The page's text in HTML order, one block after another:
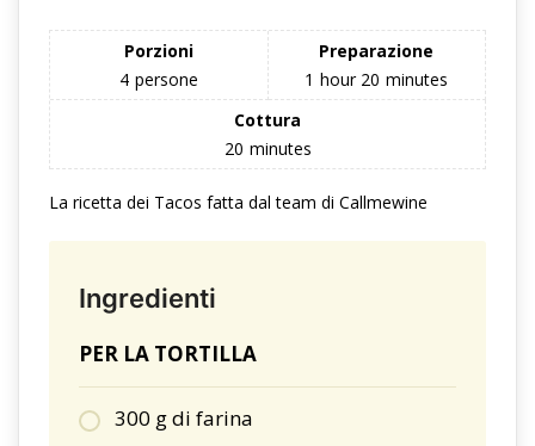
Porzioni
4 persone
Preparazione
1 hour 20 minutes
Cottura
20 minutes
La ricetta dei Tacos fatta dal team di Callmewine
Ingredienti
PER LA TORTILLA
300 g di farina